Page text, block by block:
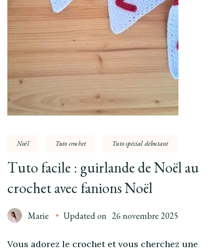
Noël Tuto crochet Tuto spécial débutant
Tuto facile : guirlande de Noël au
crochet avec fanions Noël
Marie Updated on 26 novembre 2025
Vous adorez le crochet et vous cherchez une